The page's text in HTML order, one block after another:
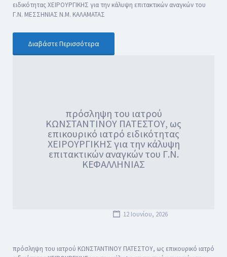
ειδικότητας ΧΕΙΡΟΥΡΓΙΚΗΣ για την κάλυψη επιτακτικών αναγκών του
Γ.Ν. ΜΕΣΣΗΝΙΑΣ Ν.Μ. ΚΑΛΑΜΑΤΑΣ
Διαβάστε Περισσότερα
πρόσληψη του ιατρού
ΚΩΝΣΤΑΝΤΙΝΟΥ ΠΑΤΕΣΤΟΥ, ως
επικουρικό ιατρό ειδικότητας
ΧΕΙΡΟΥΡΓΙΚΗΣ για την κάλυψη
επιτακτικών αναγκών του Γ.Ν.
ΚΕΦΑΛΛΗΝΙΑΣ
12 Ιουνίου, 2026
πρόσληψη του ιατρού ΚΩΝΣΤΑΝΤΙΝΟΥ ΠΑΤΕΣΤΟΥ, ως επικουρικό ιατρό